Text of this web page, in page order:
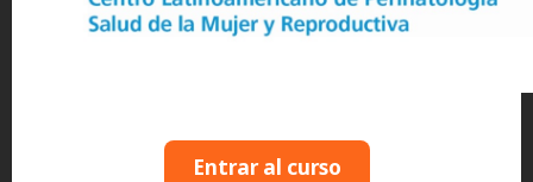
Entrar al curso